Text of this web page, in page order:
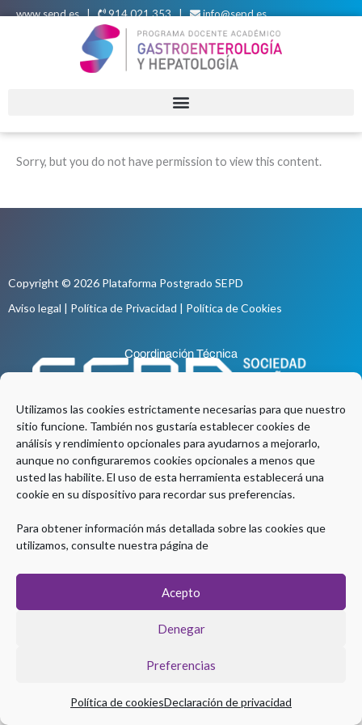
Utilizamos las cookies estrictamente necesarias para que nuestro
sitio funcione. También nos gustaría establecer cookies de
análisis y rendimiento opcionales para ayudarnos a mejorarlo,
aunque no configuraremos cookies opcionales a menos que
usted las habilite. El uso de esta herramienta establecerá una
cookie en su dispositivo para recordar sus preferencias.
Para obtener información más detallada sobre las cookies que
utilizamos, consulte nuestra página de
Acepto
Denegar
Preferencias
Política de cookiesDeclaración de privacidad
www.sepd.es| 914 021 353 | info@sepd.es
Sorry, but you do not have permission to view this content.
Copyright © 2026 Plataforma Postgrado SEPD
Aviso legal | Política de Privacidad | Política de Cookies
Coordinación Técnica